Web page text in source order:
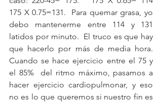
175 X 0.75=131.  Para quemar grasa, yo
debo mantenerme entre 114 y 131
latidos por minuto.  El truco es que hay
que hacerlo por más de media hora.
Cuando se hace ejercicio entre el 75 y
el 85%  del ritmo máximo, pasamos a
hacer ejercicio cardiopulmonar, y eso
no es lo que queremos si nuestro fin es